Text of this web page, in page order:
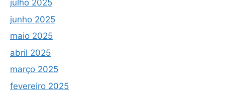
julho 2025
junho 2025
maio 2025
abril 2025
março 2025
fevereiro 2025